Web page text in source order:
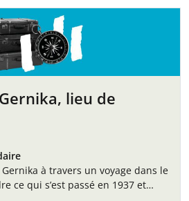
lieu de
à travers un voyage dans le
ce qui s’est passé en 1937 et